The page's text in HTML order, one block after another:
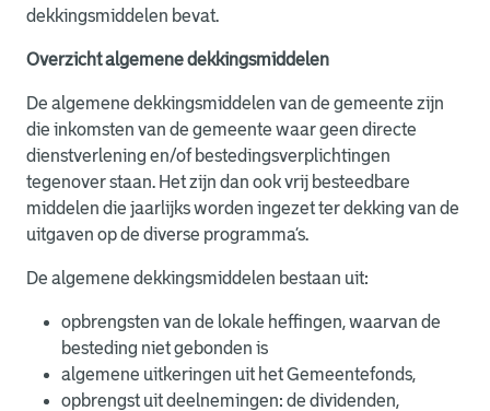
dekkingsmiddelen bevat.
Overzicht algemene dekkingsmiddelen
De algemene dekkingsmiddelen van de gemeente zijn
die inkomsten van de gemeente waar geen directe
dienstverlening en/of bestedingsverplichtingen
tegenover staan. Het zijn dan ook vrij besteedbare
middelen die jaarlijks worden ingezet ter dekking van de
uitgaven op de diverse programma’s.
De algemene dekkingsmiddelen bestaan uit:
opbrengsten van de lokale heffingen, waarvan de
besteding niet gebonden is
algemene uitkeringen uit het Gemeentefonds,
opbrengst uit deelnemingen: de dividenden,